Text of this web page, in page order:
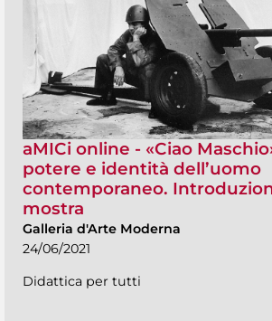
aMICi online - «Ciao
potere e identità dell’uomo
contemporaneo.
mostra
Galleria d'Arte Moderna
24/06/2021
Didattica per tutti